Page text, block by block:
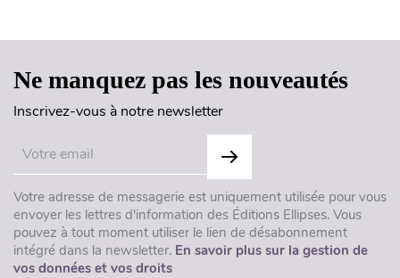
Ne manquez pas les nouveautés
Inscrivez-vous à notre newsletter
Votre adresse de messagerie est uniquement utilisée pour vous
envoyer les lettres d'information des Éditions Ellipses. Vous
pouvez à tout moment utiliser le lien de désabonnement
intégré dans la newsletter. En savoir plus sur la gestion de
vos données et vos droits